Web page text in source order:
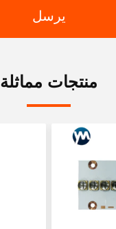
يرسل
منتجات مماثلة